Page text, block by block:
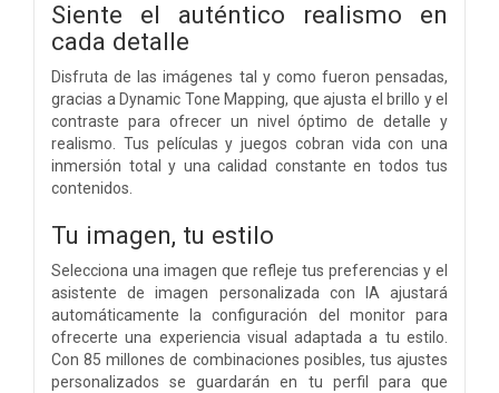
Siente el auténtico realismo en
cada detalle
Disfruta de las imágenes tal y como fueron pensadas,
gracias a Dynamic Tone Mapping, que ajusta el brillo y el
contraste para ofrecer un nivel óptimo de detalle y
realismo. Tus películas y juegos cobran vida con una
inmersión total y una calidad constante en todos tus
contenidos.
Tu imagen, tu estilo
Selecciona una imagen que refleje tus preferencias y el
asistente de imagen personalizada con IA ajustará
automáticamente la configuración del monitor para
ofrecerte una experiencia visual adaptada a tu estilo.
Con 85 millones de combinaciones posibles, tus ajustes
personalizados se guardarán en tu perfil para que